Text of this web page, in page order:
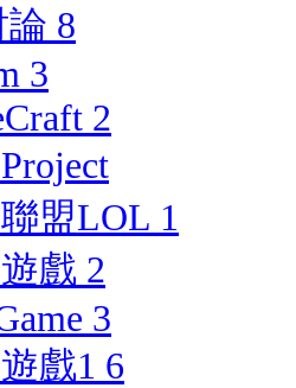
論 8
3
2
盟LOL 1
戲 2
3
戲1 6